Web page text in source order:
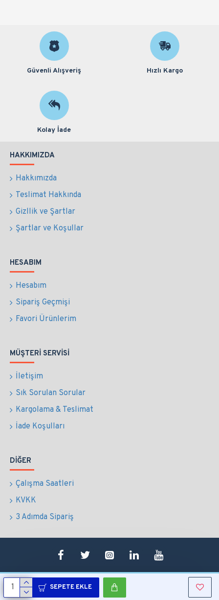
SEPETE EKLE
Güvenli Alışveriş Hızlı Kargo
Kolay İade
HAKKIMIZDA
Hakkımızda
Teslimat Hakkında
Gizllik ve Şartlar
Şartlar ve Koşullar
HESABIM
Hesabım
Sipariş Geçmişi
Favori Ürünlerim
MÜŞTERI SERVISI
İletişim
Sık Sorulan Sorular
Kargolama & Teslimat
İade Koşulları
DIĞER
Çalışma Saatleri
KVKK
3 Adımda Sipariş
Sepetim 0507 724 65 90 Whatsapp Konum